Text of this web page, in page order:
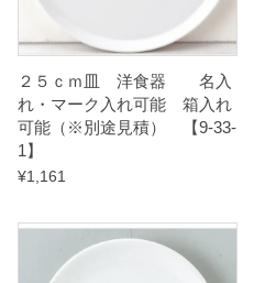
積
）
【
9
２５ｃｍ皿 洋食器 名入
れ・マーク入れ可能 箱入れ
可能（※別途見積） 【9-33-
1】
¥1,161